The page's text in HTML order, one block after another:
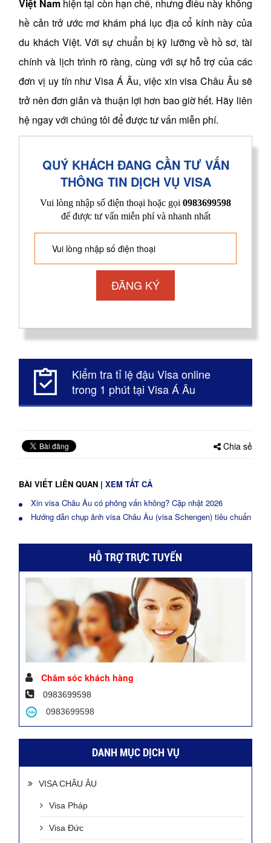
Việt Namhiện tại còn hạn chế, nhưng điều này không
hề cản trở ước mơ khám phá lục địa cổ kính này của
du khách Việt. Với sự chuẩn bị kỹ lưỡng về hồ sơ, tài
chính và lịch trình rõ ràng, cùng với sự hỗ trợ của các
đơn vị uy tín như Visa Á Âu, việc xin visa Châu Âu sẽ
trở nên đơn giản và thuận lợi hơn bao giờ hết. Hãy liên
hệ ngay với chúng tôi để được tư vấn miễn phí.
QUÝ KHÁCH ĐANG CẦN TƯ VẤN
THÔNG TIN DỊCH VỤ VISA
Vui lòng nhập số điện thoại hoặc gọi 0983699598
để được tư vấn miễn phí và nhanh nhất
Kiểm tra tỉ lệ đậu Visa online
trong 1 phút tại Visa Á Âu
Chia sẻ
BÀI VIẾT LIÊN QUAN | XEM TẤT CẢ
Xin visa Châu Âu có phỏng vấn không? Cập nhật 2026
Hướng dẫn chụp ảnh visa Châu Âu (visa Schengen) tiêu chuẩn
HỖ TRỢ TRỰC TUYẾN
Chăm sóc khách hàng
0983699598
0983699598
DANH MỤC DỊCH VỤ
VISA CHÂU ÂU
Visa Pháp
Visa Đức